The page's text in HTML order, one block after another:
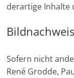
derartige Inhalte
Bildnachweis
Sofern nicht
René Grodde,